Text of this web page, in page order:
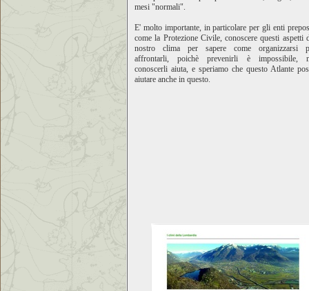
mesi "normali".
E' molto importante, in particolare per gli enti
come la Protezione Civile, conoscere questi aspetti
nostro clima per sapere come organizzarsi
affrontarli, poichè prevenirli è impossibile,
conoscerli aiuta, e speriamo che questo Atlante
aiutare anche in questo.